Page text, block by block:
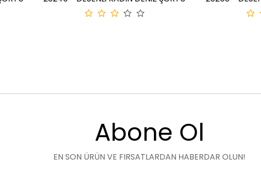
Abone Ol
EN SON ÜRÜN VE FIRSATLARDAN HABERDAR OLUN!